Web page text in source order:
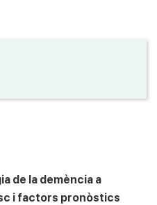
de la demència a
i factors pronòstics